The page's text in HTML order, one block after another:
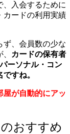
、入会するために
カードの利用実績
ず、会員数の少な
カードの保有者
ーソナル・コン
すね。
屋が自動的にアッ
おすすめ